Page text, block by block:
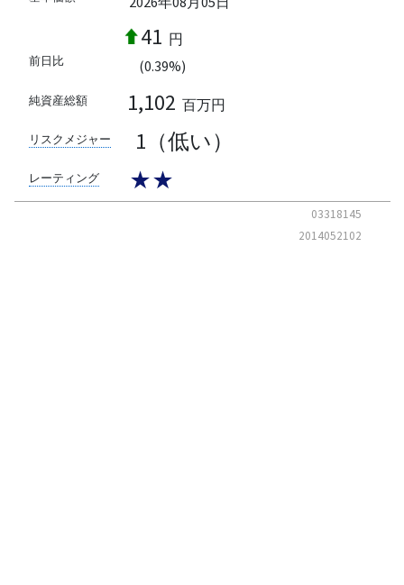
前日比
41 円
(0.39%)
純資産総額 1,102 百万円
リスクメジャー 1（低い）
レーティング ★★
03318145
2014052102